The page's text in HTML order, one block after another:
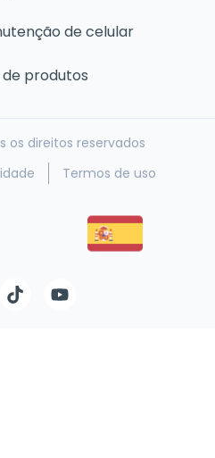
de celular
de produtos
os direitos reservados
Termos de uso
T
i
Y
o